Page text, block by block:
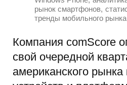
рынок смартфонов,
тренды мобильного рынка
Компания comScore
свой очередной
американского